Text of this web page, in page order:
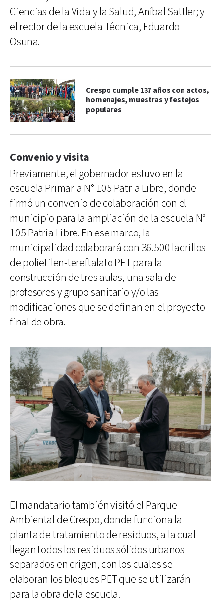
Ciencias de la Vida y la Salud, Aníbal Sattler; y
el rector de la escuela Técnica, Eduardo
Osuna.
Crespo cumple 137 años con actos,
homenajes, muestras y festejos
populares
Convenio y visita
Previamente, el gobernador estuvo en la
escuela Primaria N° 105 Patria Libre, donde
firmó un convenio de colaboración con el
municipio para la ampliación de la escuela N°
105 Patria Libre. En ese marco, la
municipalidad colaborará con 36.500 ladrillos
de polietilen-tereftalato PET para la
construcción de tres aulas, una sala de
profesores y grupo sanitario y/o las
modificaciones que se definan en el proyecto
final de obra.
El mandatario también visitó el Parque
Ambiental de Crespo, donde funciona la
planta de tratamiento de residuos, a la cual
llegan todos los residuos sólidos urbanos
separados en origen, con los cuales se
elaboran los bloques PET que se utilizarán
para la obra de la escuela.